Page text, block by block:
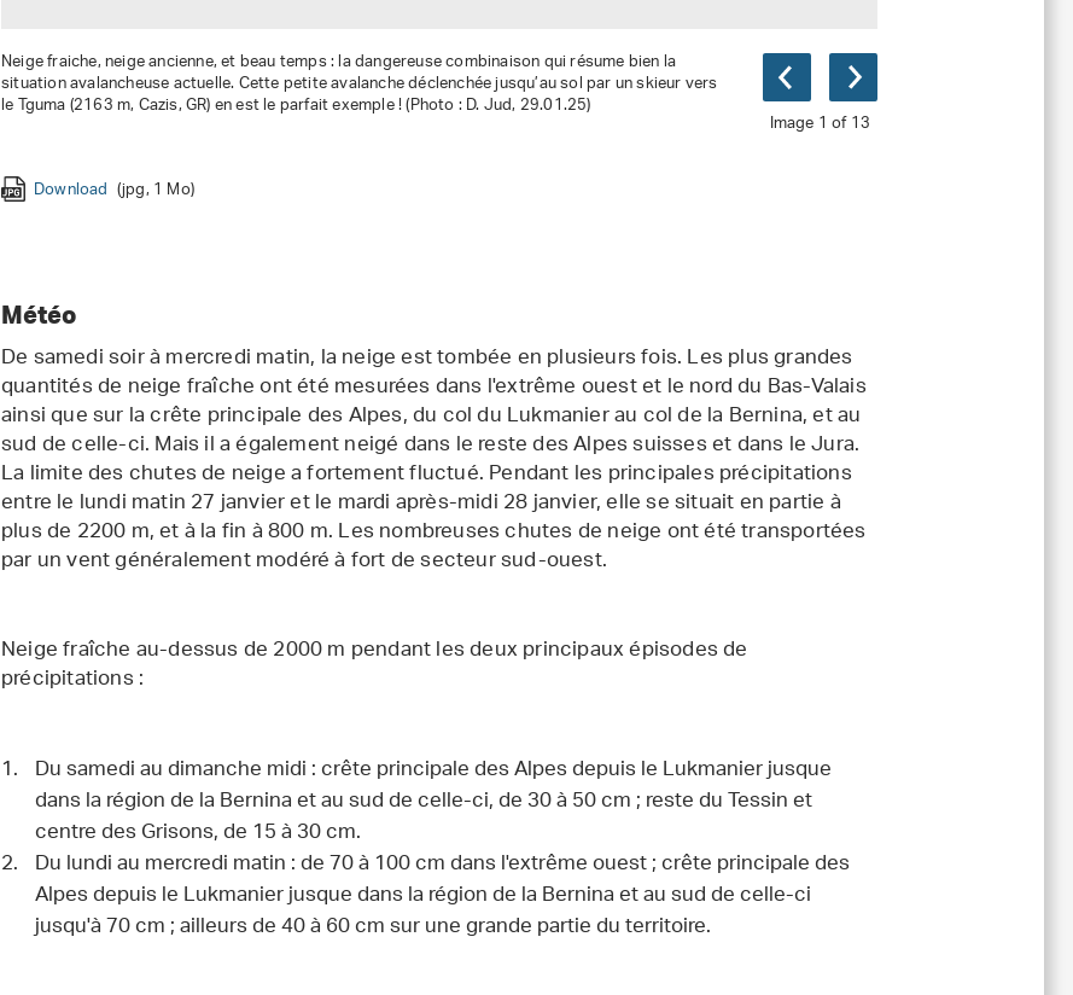
Image 1 of 13
Neige fraiche, neige ancienne, et beau temps : la dangereuse combinaison qui résume bien la
situation avalancheuse actuelle. Cette petite avalanche déclenchée jusqu’au sol par un skieur vers
le Tguma (2163 m, Cazis, GR) en est le parfait exemple ! (Photo : D. Jud, 29.01.25)
Download (jpg, 1 Mo)
Download (jpg, 566 Ko)
Download (jpg, 5 Mo)
Download (jpg, 6 Mo)
Download (jpeg, 140 Ko)
Météo
De samedi soir à mercredi matin, la neige est tombée en plusieurs fois. Les plus grandes
quantités de neige fraîche ont été mesurées dans l'extrême ouest et le nord du Bas-Valais
ainsi que sur la crête principale des Alpes, du col du Lukmanier au col de la Bernina, et au
sud de celle-ci. Mais il a également neigé dans le reste des Alpes suisses et dans le Jura.
La limite des chutes de neige a fortement fluctué. Pendant les principales précipitations
entre le lundi matin 27 janvier et le mardi après-midi 28 janvier, elle se situait en partie à
plus de 2200 m, et à la fin à 800 m. Les nombreuses chutes de neige ont été transportées
par un vent généralement modéré à fort de secteur sud-ouest.
Neige fraîche au-dessus de 2000 m pendant les deux principaux épisodes de
précipitations :
Du samedi au dimanche midi : crête principale des Alpes depuis le Lukmanier jusque
dans la région de la Bernina et au sud de celle-ci, de 30 à 50 cm ; reste du Tessin et
centre des Grisons, de 15 à 30 cm.
Du lundi au mercredi matin : de 70 à 100 cm dans l'extrême ouest ; crête principale des
Alpes depuis le Lukmanier jusque dans la région de la Bernina et au sud de celle-ci
jusqu'à 70 cm ; ailleurs de 40 à 60 cm sur une grande partie du territoire.